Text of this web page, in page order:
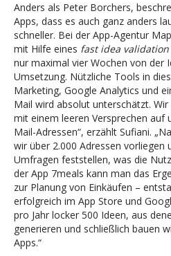
Anders als Peter Borchers,
Apps, dass es auch ganz anders
schneller. Bei der App-Agentur
mit Hilfe eines fast idea validation
nur maximal vier Wochen von der
Umsetzung. Nützliche Tools in
Marketing, Google Analytics und
Mail wird absolut unterschätzt.
mit einem leeren Versprechen auf
Mail-Adressen“, erzählt Sufiani.
wir über 2.000 Adressen vorliegen
Umfragen feststellen, was die
der App 7meals kann man das
zur Planung von Einkäufen –
erfolgreich im App Store und
pro Jahr locker 500 Ideen, aus
generieren und schließlich bauen
Apps.“